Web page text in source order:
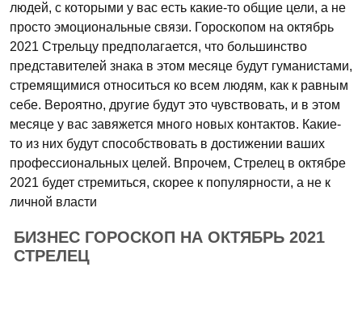
людей, с которыми у вас есть какие-то общие цели, а не
просто эмоциональные связи. Гороскопом на октябрь
2021 Стрельцу предполагается, что большинство
представителей знака в этом месяце будут гуманистами,
стремящимися относиться ко всем людям, как к равным
себе. Вероятно, другие будут это чувствовать, и в этом
месяце у вас завяжется много новых контактов. Какие-
то из них будут способствовать в достижении ваших
профессиональных целей. Впрочем, Стрелец в октябре
2021 будет стремиться, скорее к популярности, а не к
личной власти
БИЗНЕС ГОРОСКОП НА ОКТЯБРЬ 2021
СТРЕЛЕЦ